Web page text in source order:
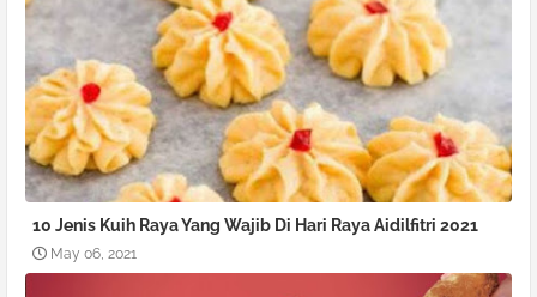
10 Jenis Kuih Raya Yang Wajib Di Hari Raya Aidilfitri 2021
May 06, 2021